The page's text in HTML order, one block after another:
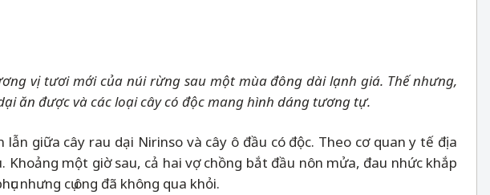
vị tươi mới của núi rừng sau một mùa đông dài lạnh giá. Thế nhưng,
ăn được và các loại cây có độc mang hình dáng tương tự.
giữa cây rau dại Nirinso và cây ô đầu có độc. Theo cơ quan y tế địa
Khoảng một giờ sau, cả hai vợ chồng bắt đầu nôn mửa, đau nhức khắp
nhưng cụ ông đã không qua khỏi.